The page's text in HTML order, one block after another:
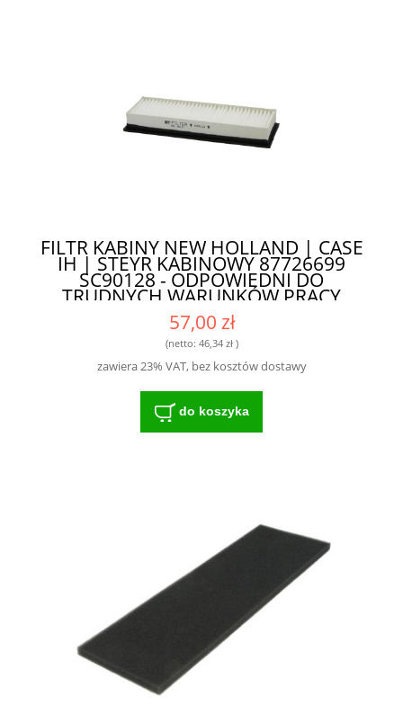
FILTR KABINY NEW HOLLAND | CASE
IH | STEYR KABINOWY 87726699
SC90128 - ODPOWIEDNI DO
TRUDNYCH WARUNKÓW PRACY
57,00 zł
(netto: 46,34 zł)
zawiera 23% VAT, bez kosztów dostawy
do koszyka